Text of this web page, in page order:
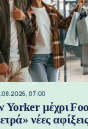
07:00
Yorker μέχρι
νέες